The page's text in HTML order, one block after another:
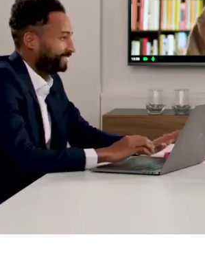
1 sortie écran
Oui
30 mètres
Oui
2 boutons fournis
Partage d'écran & Visioconférence